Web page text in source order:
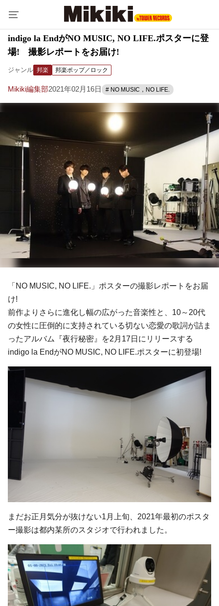
indigo la EndがNO MUSIC, NO LIFE.ポスターに登
場! 撮影レポートをお届け!
ジャンル 邦楽 邦楽ポップ／ロック
Mikiki編集部2021年02月16日 # NO MUSIC，NO LIFE.
「NO MUSIC, NO LIFE.」ポスターの撮影レポートをお届
け!
前作よりさらに進化し幅の広がった音楽性と、10～20代
の女性に圧倒的に支持されている切ない恋愛の歌詞が詰ま
ったアルバム『夜行秘密』を2月17日にリリースする
indigo la EndがNO MUSIC, NO LIFE.ポスターに初登場!
まだお正月気分が抜けない1月上旬、2021年最初のポスタ
ー撮影は都内某所のスタジオで行われました。